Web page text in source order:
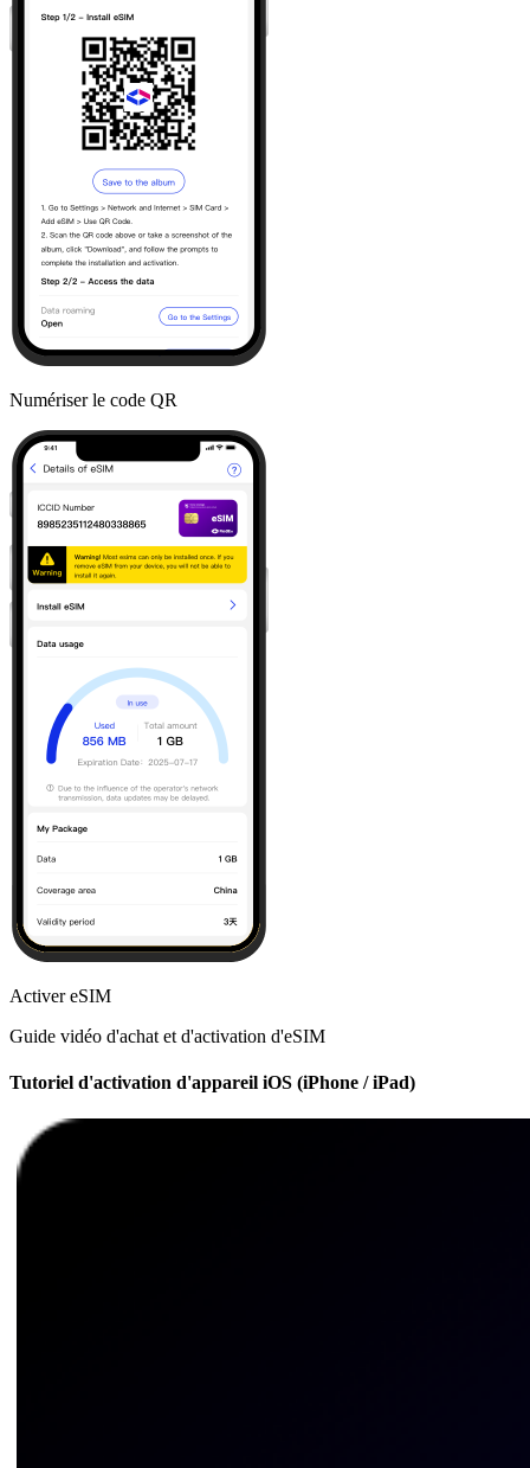
Numériser le code QR
Activer eSIM
Guide vidéo d'achat et d'activation d'eSIM
Tutoriel d'activation d'appareil iOS (iPhone / iPad)